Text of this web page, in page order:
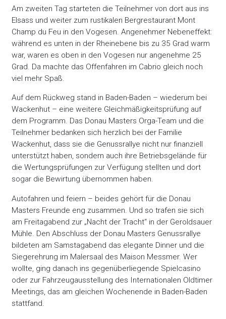
Am zweiten Tag starteten die Teilnehmer von dort aus ins
Elsass und weiter zum rustikalen Bergrestaurant Mont
Champ du Feu in den Vogesen. Angenehmer Nebeneffekt:
während es unten in der Rheinebene bis zu 35 Grad warm
war, waren es oben in den Vogesen nur angenehme 25
Grad. Da machte das Offenfahren im Cabrio gleich noch
viel mehr Spaß.
Auf dem Rückweg stand in Baden-Baden – wiederum bei
Wackenhut – eine weitere Gleichmäßigkeitsprüfung auf
dem Programm. Das Donau Masters Orga-Team und die
Teilnehmer bedanken sich herzlich bei der Familie
Wackenhut, dass sie die Genussrallye nicht nur finanziell
unterstützt haben, sondern auch ihre Betriebsgelände für
die Wertungsprüfungen zur Verfügung stellten und dort
sogar die Bewirtung übernommen haben.
Autofahren und feiern – beides gehört für die Donau
Masters Freunde eng zusammen. Und so trafen sie sich
am Freitagabend zur „Nacht der Tracht“ in der Geroldsauer
Mühle. Den Abschluss der Donau Masters Genussrallye
bildeten am Samstagabend das elegante Dinner und die
Siegerehrung im Malersaal des Maison Messmer. Wer
wollte, ging danach ins gegenüberliegende Spielcasino
oder zur Fahrzeugausstellung des Internationalen Oldtimer
Meetings, das am gleichen Wochenende in Baden-Baden
stattfand.